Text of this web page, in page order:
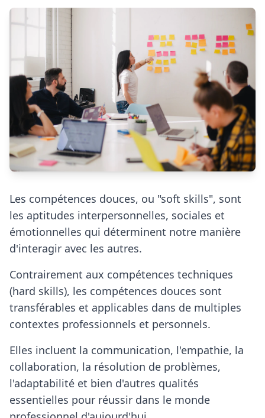
Les compétences douces, ou "soft skills", sont
les aptitudes interpersonnelles, sociales et
émotionnelles qui déterminent notre manière
d'interagir avec les autres.
Contrairement aux compétences techniques
(hard skills), les compétences douces sont
transférables et applicables dans de multiples
contextes professionnels et personnels.
Elles incluent la communication, l'empathie, la
collaboration, la résolution de problèmes,
l'adaptabilité et bien d'autres qualités
essentielles pour réussir dans le monde